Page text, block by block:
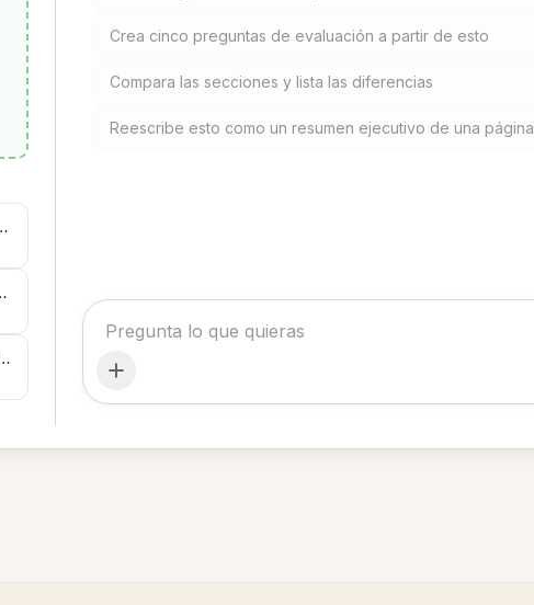
- Notas de la Reunión
y Datos
Crea cinco preguntas de evaluación a partir de esto
Compara las secciones y lista las diferencias
Reescribe esto como un resumen ejecutivo de una página